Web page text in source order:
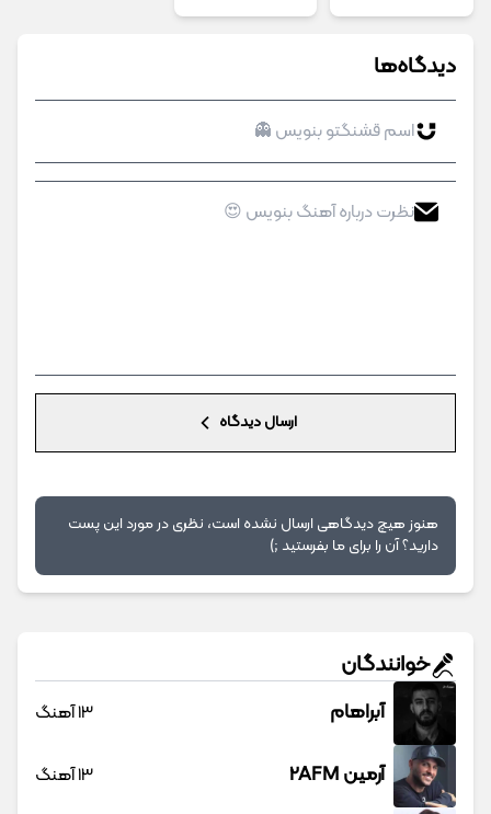
دیدگاه‌ها
ارسال دیدگاه
هنوز هیچ دیدگاهی ارسال نشده است، نظری در مورد این پست
دارید؟ آن را برای ما بفرستید ;)
خوانندگان
آبراهام 13 آهنگ
آرمین 2AFM 13 آهنگ